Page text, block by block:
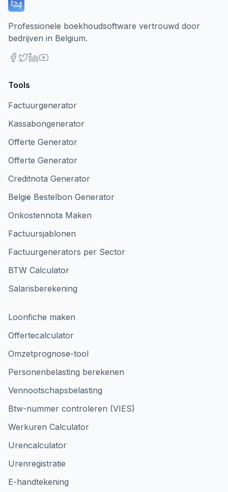
Professionele boekhoudsoftware vertrouwd door
bedrijven in Belgium.
Tools
Factuurgenerator
Kassabongenerator
Offerte Generator
Offerte Generator
Creditnota Generator
België Bestelbon Generator
Onkostennota Maken
Factuursjablonen
Factuurgenerators per Sector
BTW Calculator
Salarisberekening
Loonfiche maken
Offertecalculator
Omzetprognose-tool
Personenbelasting berekenen
Vennootschapsbelasting
Btw-nummer controleren (VIES)
Werkuren Calculator
Urencalculator
Urenregistratie
E-handtekening